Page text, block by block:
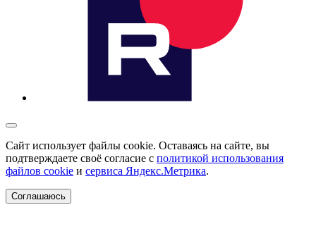
Сайт использует файлы cookie. Оставаясь на сайте, вы
подтверждаете своё согласие с политикой использования
файлов cookie и сервиса Яндекс.Метрика.
Соглашаюсь